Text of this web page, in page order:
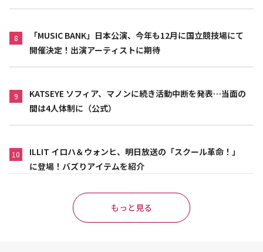
8
「MUSIC BANK」日本公演、今年も12月に国立競技場にて
開催決定！出演アーティストに期待
9
KATSEYE ソフィア、マノンに続き活動中断を発表…当面の
間は4人体制に（公式）
10
ILLIT イロハ＆ウォンヒ、明日放送の「スクール革命！」
に登場！バズりアイテムを紹介
もっと見る